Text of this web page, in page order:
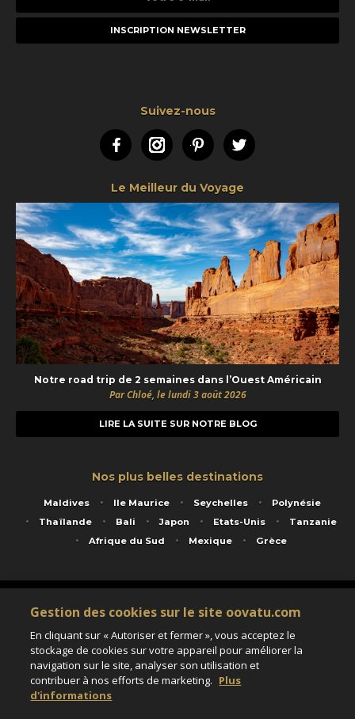
e-
Suivez-nous
FacebookInstagramPinterestTwitter
Le Meilleur du Voyage
Notre road trip de 2 semaines dans l’Ouest Américain
Par Chloé, le lundi 3 août 2026
LIRE LA SUITE SUR NOTRE BLOG
Nos plus belles destinations
Maldives Ile Maurice Seychelles
Polynésie
Thaïlande
Bali Japon Etats-Unis
Tanzanie
Afrique du Sud
Mexique Grèce
Service animé par Nautil Voyages - 22 rue Georges Picquart 75017 Paris - S.A.S
au capital de 155 696 euros - RCS Paris B 423 671 973 - Code APE 7911Z
Matricule Atout France IM075100020 - Garantie financière Groupama - Agrément IATA
Assurance responsabilité civile et professionnelle HISCOX RCP0081066
Gestion des cookies sur le site oovatu.com
En cliquant sur « Autoriser et fermer », vous acceptez le
stockage de cookies sur votre appareil pour améliorer la
navigation sur le site, analyser son utilisation et
contribuer à nos efforts de marketing. Plus
d'informations